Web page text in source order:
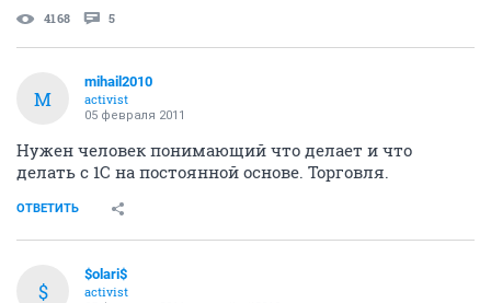
4168 5
M
mihail2010
activist
05 февраля 2011
Нужен человек понимающий что делает и что
делать с 1С на постоянной основе. Торговля.
ОТВЕТИТЬ
$
$olari$
activist